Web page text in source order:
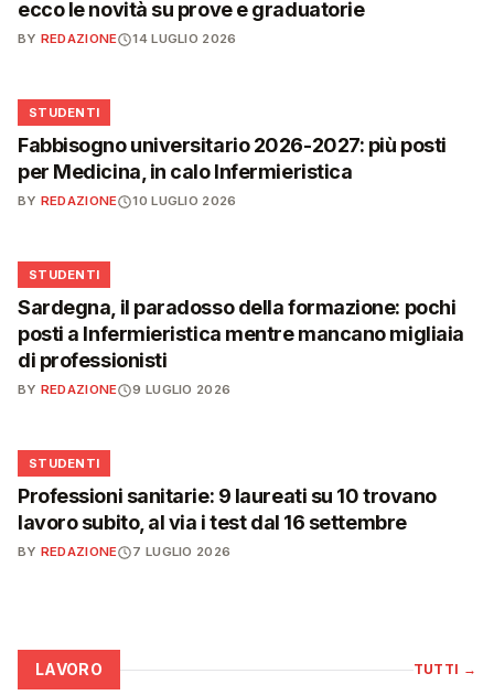
ecco le novità su prove e graduatorie
BY REDAZIONE 14 LUGLIO 2026
🎓
STUDENTI
Fabbisogno universitario 2026-2027: più posti
per Medicina, in calo Infermieristica
BY REDAZIONE 10 LUGLIO 2026
🎓
STUDENTI
Sardegna, il paradosso della formazione: pochi
posti a Infermieristica mentre mancano migliaia
di professionisti
BY REDAZIONE 9 LUGLIO 2026
🎓
STUDENTI
Professioni sanitarie: 9 laureati su 10 trovano
lavoro subito, al via i test dal 16 settembre
BY REDAZIONE 7 LUGLIO 2026
LAVORO TUTTI →